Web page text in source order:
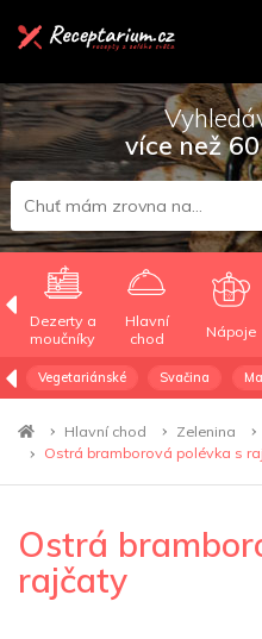
více než
Dezerty a
moučníky
Hlavní
chod
Nápoje
Vegetariánské Svačina
Hlavní chod Zelenina
Ostrá bramborová polévka s
Ostrá
rajčaty